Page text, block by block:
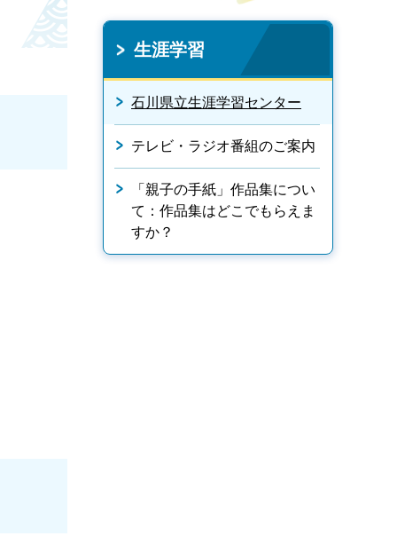
生涯学習
石川県立生涯学習センター
テレビ・ラジオ番組のご案内
「親子の手紙」作品集につい
て：作品集はどこでもらえま
すか？